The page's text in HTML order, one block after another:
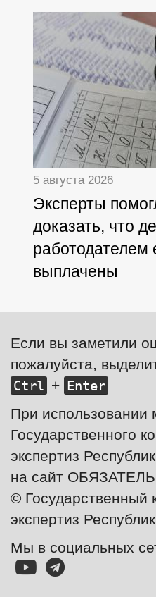
5 августа 2026
Эксперты
доказать, что
работодателем
выплачены
Если вы заметили
пожалуйста,
Ctrl + Enter
При использовании
Государственного
экспертиз
на сайт
© Государственный
экспертиз
Мы в социальных